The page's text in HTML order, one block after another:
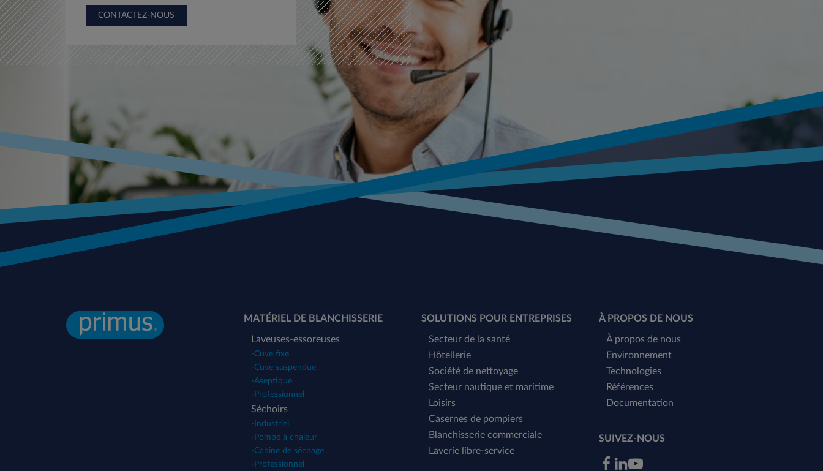
CONTACTEZ-NOUS
MATÉRIEL DE BLANCHISSERIE
Laveuses-essoreuses
-Cuve fixe
-Cuve suspendue
-Aseptique
- Professionnel
Séchoirs
- Industriel
- Pompe à chaleur
-Cabine de séchage
- Professionnel
SOLUTIONS POUR ENTREPRISES
Secteur de la santé
Hôtellerie
Société de nettoyage
Secteur nautique et maritime
Loisirs
Casernes de pompiers
Blanchisserie commerciale
Laverie libre-service
À PROPOS DE NOUS
À propos de nous
Environnement
Technologies
Références
Documentation
SUIVEZ-NOUS